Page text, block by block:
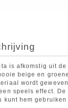
is afkomstig uit
beige en
wordt
speels effect.
kunt hem